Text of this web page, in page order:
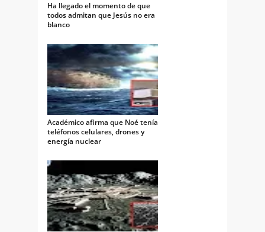
Ha llegado el momento de que
todos admitan que Jesús no era
blanco
Académico afirma que Noé tenía
teléfonos celulares, drones y
energía nuclear